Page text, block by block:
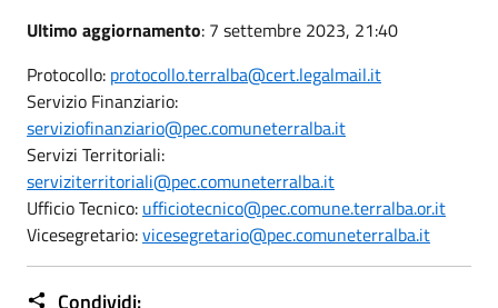
Ultimo aggiornamento: 7 settembre 2023, 21:40
Protocollo: protocollo.terralba@cert.legalmail.it
Servizio Finanziario:
serviziofinanziario@pec.comuneterralba.it
Servizi Territoriali:
serviziterritoriali@pec.comuneterralba.it
Ufficio Tecnico: ufficiotecnico@pec.comune.terralba.or.it
Vicesegretario:vicesegretario@pec.comuneterralba.it
Condividi: